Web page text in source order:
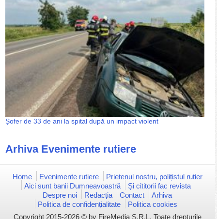
Șofer de 33 de ani la spital după un impact violent
Arhiva Evenimente rutiere
Home Evenimente rutiere
Prietenul nostru, polițistul rutier
Aici sunt banii Dumneavoastră
Și cititorii fac revista
Despre noi
Redacția Contact
Arhiva
Politica de confidențialitate
Politica cookies
Copyright 2015-2026 © by FireMedia S.R.L. Toate drepturile